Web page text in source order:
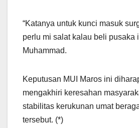
“Katanya untuk kunci masuk
perlu mi salat kalau beli pusaka
Muhammad.
Keputusan MUI Maros ini
mengakhiri keresahan
stabilitas kerukunan umat
tersebut. (*)